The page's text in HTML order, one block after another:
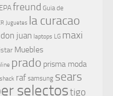
freund Guia de
Juguetes la curacao
juan laptops LG maxi
Muebles
prado prisma moda
raf samsung sears
selectostigo